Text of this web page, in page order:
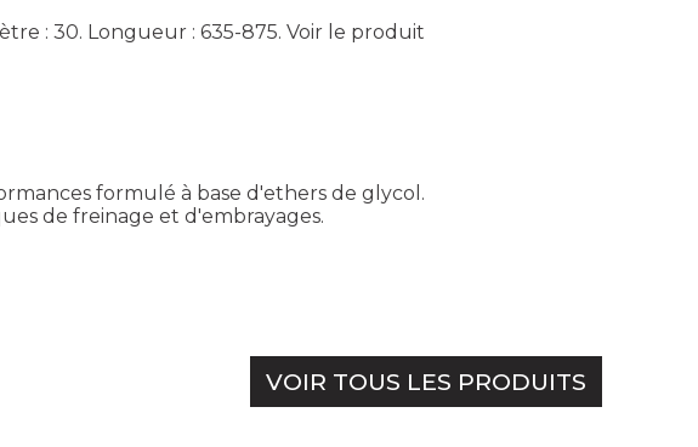
: 30. Longueur : 635-875. Voir le produit
formulé à base d'ethers de glycol.
de freinage et d'embrayages.
VOIR TOUS LES PRODUITS